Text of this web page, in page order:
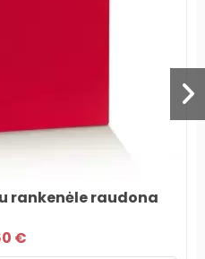
rankenėle raudona
€